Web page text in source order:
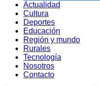
Actualidad
Cultura
Deportes
Educación
Región y mundo
Rurales
Tecnología
Nosotros
Contacto